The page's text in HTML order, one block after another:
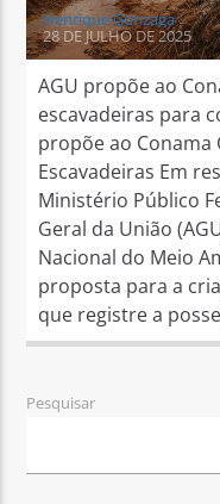
Henrique Gonzaga
28 DE JULHO DE 2025
AGU propõe ao
escavadeiras para
propõe ao Conama
Escavadeiras Em
Ministério Público
Geral da União
Nacional do Meio
proposta para a
que registre a
Pesquisar